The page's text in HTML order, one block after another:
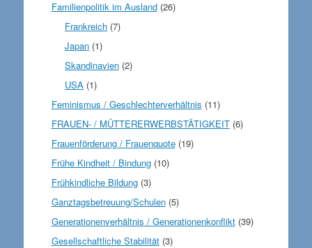
Familienpolitik im Ausland(26)
Frankreich (7)
Japan (1)
Skandinavien (2)
USA (1)
Feminismus / Geschlechterverhältnis (11)
FRAUEN- / MÜTTERERWERBSTÄTIGKEIT(6)
Frauenförderung / Frauenquote(19)
Frühe Kindheit / Bindung(10)
Frühkindliche Bildung(3)
Ganztagsbetreuung/Schulen(5)
Generationenverhältnis / Generationenkonflikt(39)
Gesellschaftliche Stabilität(3)